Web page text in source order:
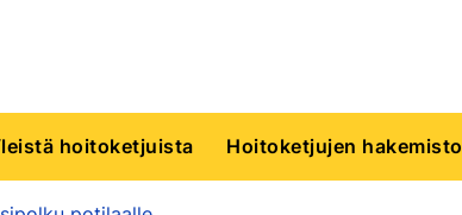
hoitoketjuista Hoitoketjujen hakemisto